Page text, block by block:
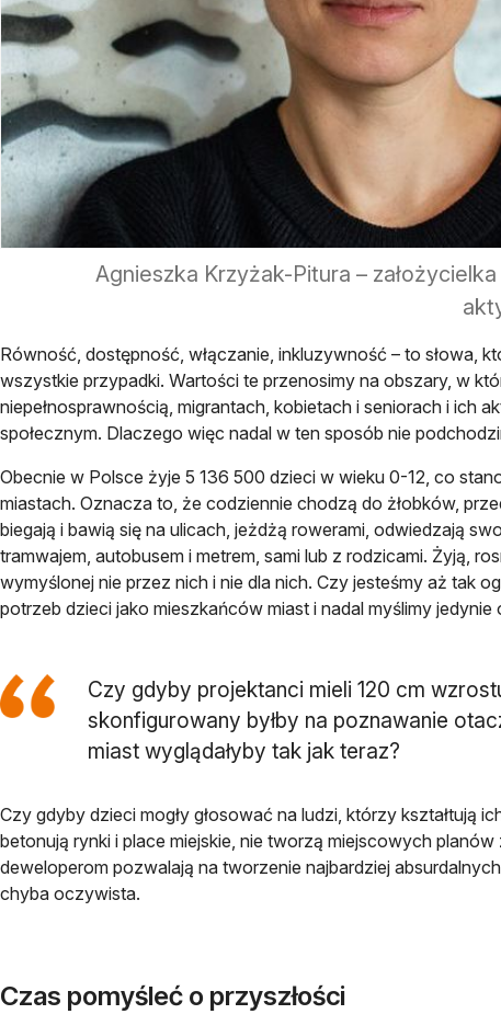
Agnieszka Krzyżak-Pitura –
Równość, dostępność, włączanie, inkluzywność – to słowa,
wszystkie przypadki. Wartości te przenosimy na obszary, w
niepełnosprawnością, migrantach, kobietach i seniorach i ich
społecznym. Dlaczego więc nadal w ten sposób nie
Obecnie w Polsce żyje 5 136 500 dzieci w wieku 0-12, co
miastach. Oznacza to, że codziennie chodzą do żłobków,
biegają i bawią się na ulicach, jeżdżą rowerami, odwiedzają
tramwajem, autobusem i metrem, sami lub z rodzicami. Żyją,
wymyślonej nie przez nich i nie dla nich. Czy jesteśmy aż tak
potrzeb dzieci jako mieszkańców miast i nadal myślimy jedynie
Czy gdyby projektanci mieli 120 cm
skonfigurowany byłby na poznawanie
miast wyglądałyby tak jak teraz?
Czy gdyby dzieci mogły głosować na ludzi, którzy kształtują
betonują rynki i place miejskie, nie tworzą miejscowych
deweloperom pozwalają na tworzenie najbardziej
chyba oczywista.
Czas pomyśleć o przyszłości